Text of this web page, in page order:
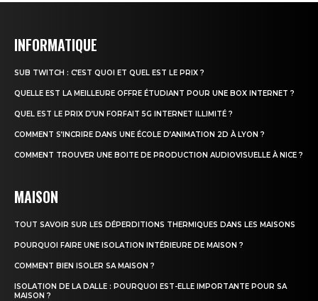
INFORMATIQUE
SUB TWITCH : C’EST QUOI ET QUEL EST LE PRIX ?
QUELLE EST LA MEILLEURE OFFRE ÉTUDIANT POUR UNE BOX INTERNET ?
QUEL EST LE PRIX D’UN FORFAIT 5G INTERNET ILLIMITÉ ?
COMMENT S’INCRIRE DANS UNE ÉCOLE D’ANIMATION 2D À LYON ?
COMMENT TROUVER UNE BOITE DE PRODUCTION AUDIOVISUELLE À NICE ?
MAISON
TOUT SAVOIR SUR LES DÉPERDITIONS THERMIQUES DANS LES MAISONS
POURQUOI FAIRE UNE ISOLATION INTÉRIEURE DE MAISON ?
COMMENT BIEN ISOLER SA MAISON ?
ISOLATION DE LA DALLE : POURQUOI EST-ELLE IMPORTANTE POUR SA
MAISON ?